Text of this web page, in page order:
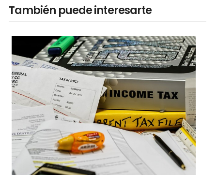
También puede interesarte